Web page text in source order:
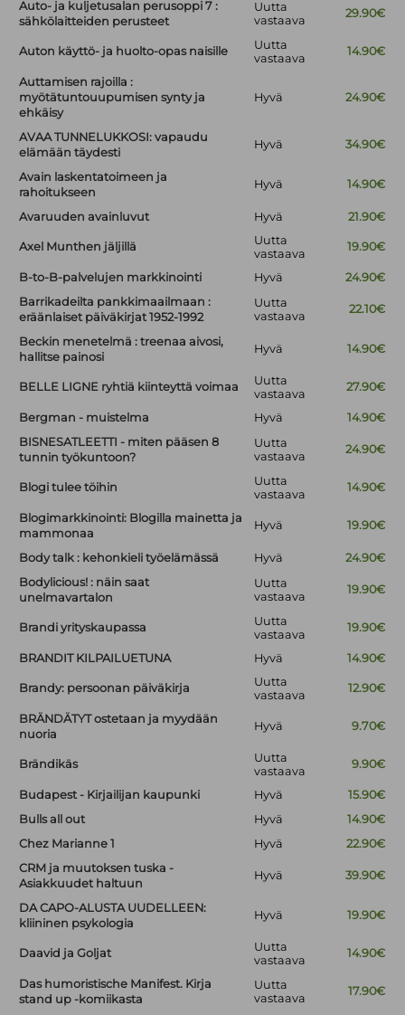
Auto- ja kuljetusalan perusoppi 7 :
sähkölaitteiden perusteet
Uutta
vastaava
29.90€
Auton käyttö- ja huolto-opas naisille
Uutta
vastaava
14.90€
Auttamisen rajoilla :
myötätuntouupumisen synty ja
ehkäisy
Hyvä 24.90€
AVAA TUNNELUKKOSI: vapaudu
elämään täydesti
Hyvä 34.90€
Avain laskentatoimeen ja
rahoitukseen
Hyvä 14.90€
Avaruuden avainluvut Hyvä 21.90€
Axel Munthen jäljillä
Uutta
vastaava
19.90€
B-to-B-palvelujen markkinointi Hyvä
24.90€
Barrikadeilta pankkimaailmaan :
eräänlaiset päiväkirjat 1952-1992
Uutta
vastaava
22.10€
Beckin menetelmä : treenaa aivosi,
hallitse painosi
Hyvä 14.90€
BELLE LIGNE ryhtiä kiinteyttä voimaa
Uutta
vastaava
27.90€
Bergman - muistelma Hyvä
14.90€
BISNESATLEETTI - miten pääsen 8
tunnin työkuntoon?
Uutta
vastaava
24.90€
Blogi tulee töihin
Uutta
vastaava
14.90€
Blogimarkkinointi: Blogilla mainetta ja
mammonaa
Hyvä 19.90€
Body talk : kehonkieli työelämässä Hyvä
24.90€
Bodylicious! : näin saat
unelmavartalon
Uutta
vastaava
19.90€
Brandi yrityskaupassa
Uutta
vastaava
19.90€
BRANDIT KILPAILUETUNA Hyvä 14.90€
Brandy: persoonan päiväkirja
Uutta
vastaava
12.90€
BRÄNDÄTYT ostetaan ja myydään
nuoria
Hyvä 9.70€
Brändikäs
Uutta
vastaava
9.90€
Budapest - Kirjailijan kaupunki Hyvä
15.90€
Bulls all out
Hyvä
14.90€
Chez Marianne 1
Hyvä
22.90€
CRM ja muutoksen tuska -
Asiakkuudet haltuun
Hyvä 39.90€
DA CAPO-ALUSTA UUDELLEEN:
kliininen psykologia
Hyvä 19.90€
Daavid ja Goljat
Uutta
vastaava
14.90€
Das humoristische Manifest. Kirja
stand up -komiikasta
Uutta
vastaava
17.90€